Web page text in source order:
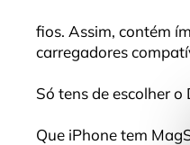
fios. Assim, contém
carregadores
Só tens de escolher o
Que iPhone tem